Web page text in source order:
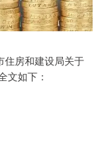
住房和建设局关于
文如下：